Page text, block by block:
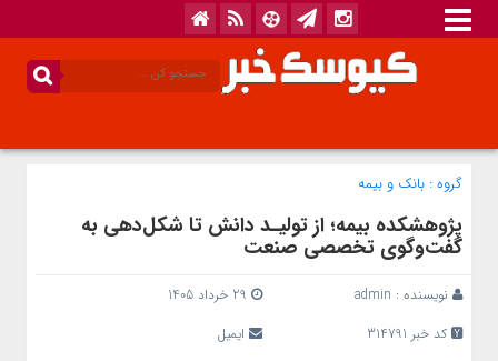
گروه : بانک‌ و بیمه
پژوهشکده بیمه؛ از تولیـد دانش تا شکل‌دهی به
گفت‌وگوی تخصصی صنعت
نویسنده : admin
کد خبر 314791
ایمیل